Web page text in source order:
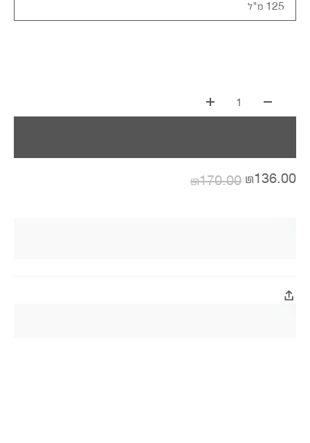
125 מ"ל
1
₪170.00 ₪136.00